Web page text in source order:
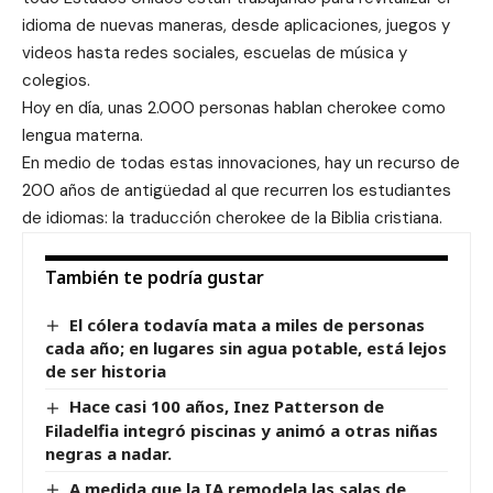
idioma de nuevas maneras, desde aplicaciones, juegos y
videos hasta redes sociales, escuelas de música y
colegios.
Hoy en día, unas 2.000 personas hablan cherokee como
lengua materna.
En medio de todas estas innovaciones, hay un recurso de
200 años de antigüedad al que recurren los estudiantes
de idiomas: la traducción cherokee de la Biblia cristiana.
También te podría gustar
El cólera todavía mata a miles de personas
cada año; en lugares sin agua potable, está lejos
de ser historia
Hace casi 100 años, Inez Patterson de
Filadelfia integró piscinas y animó a otras niñas
negras a nadar.
A medida que la IA remodela las salas de